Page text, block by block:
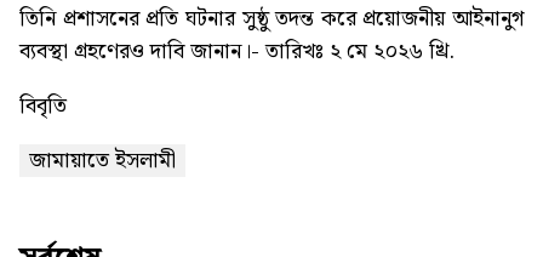
তিনি প্রশাসনের প্রতি ঘটনার সুষ্ঠু তদন্ত করে প্রয়োজনীয় আইনানুগ
ব্যবস্থা গ্রহণেরও দাবি জানান।- তারিখঃ ২ মে ২০২৬ খ্রি.
বিবৃতি
জামায়াতে ইসলামী